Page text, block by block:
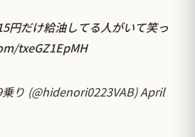
円だけ給油してる人がいて笑っ
txeGZ1EpMH
り (@hidenori0223VAB)April